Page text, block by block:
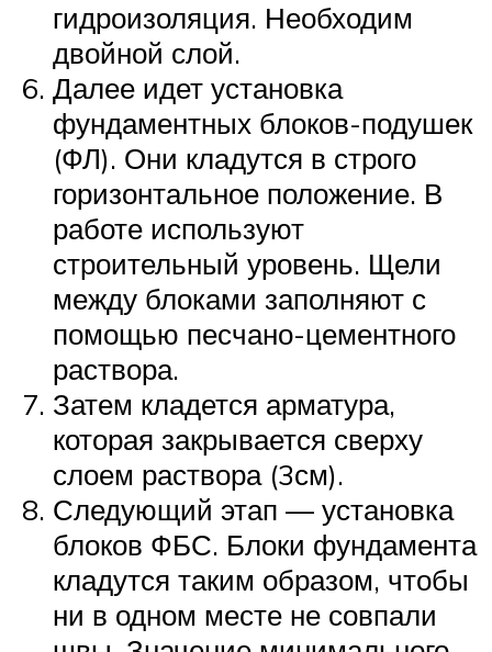
гидроизоляция. Необходим
двойной слой.
Далее идет установка
фундаментных блоков-подушек
(ФЛ). Они кладутся в строго
горизонтальное положение. В
работе используют
строительный уровень. Щели
между блоками заполняют с
помощью песчано-цементного
раствора.
Затем кладется арматура,
которая закрывается сверху
слоем раствора (3см).
Следующий этап — установка
блоков ФБС. Блоки фундамента
кладутся таким образом, чтобы
ни в одном месте не совпали